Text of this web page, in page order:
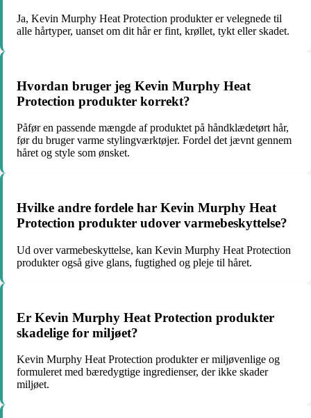
Ja, Kevin Murphy Heat Protection produkter er velegnede til
alle hårtyper, uanset om dit hår er fint, krøllet, tykt eller skadet.
Hvordan bruger jeg Kevin Murphy Heat
Protection produkter korrekt?
Påfør en passende mængde af produktet på håndklædetørt hår,
før du bruger varme stylingværktøjer. Fordel det jævnt gennem
håret og style som ønsket.
Hvilke andre fordele har Kevin Murphy Heat
Protection produkter udover varmebeskyttelse?
Ud over varmebeskyttelse, kan Kevin Murphy Heat Protection
produkter også give glans, fugtighed og pleje til håret.
Er Kevin Murphy Heat Protection produkter
skadelige for miljøet?
Kevin Murphy Heat Protection produkter er miljøvenlige og
formuleret med bæredygtige ingredienser, der ikke skader
miljøet.